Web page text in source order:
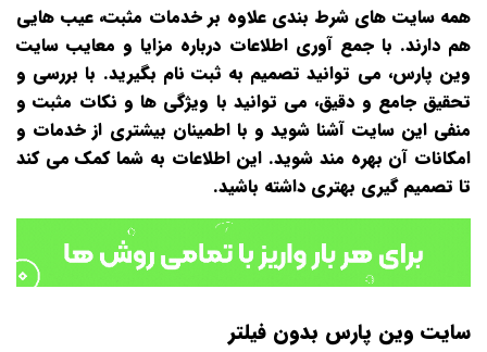
همه سایت‌ های شرط‌ بندی علاوه بر خدمات مثبت، عیب‌ هایی
هم دارند. با جمع‌ آوری اطلاعات درباره مزایا و معایب سایت
وین پارس، می‌ توانید تصمیم به ثبت‌ نام بگیرید. با بررسی و
تحقیق جامع و دقیق، می‌ توانید با ویژگی‌ ها و نکات مثبت و
منفی این سایت آشنا شوید و با اطمینان بیشتری از خدمات و
امکانات آن بهره‌ مند شوید. این اطلاعات به شما کمک می‌ کند
تا تصمیم‌ گیری بهتری داشته باشید.
سایت وین پارس بدون فیلتر